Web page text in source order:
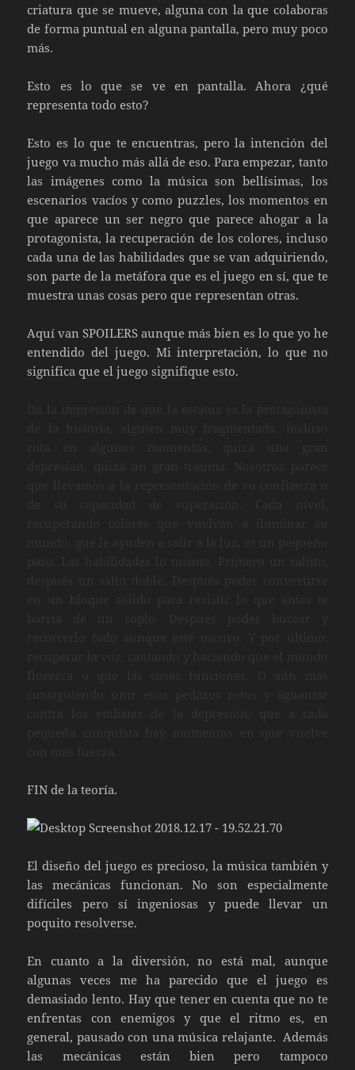
criatura que se mueve, alguna con la que colaboras
de forma puntual en alguna pantalla, pero muy poco
más.
Esto es lo que se ve en pantalla. Ahora ¿qué
representa todo esto?
Esto es lo que te encuentras, pero la intención del
juego va mucho más allá de eso. Para empezar, tanto
las imágenes como la música son bellísimas, los
escenarios vacíos y como puzzles, los momentos en
que aparece un ser negro que parece ahogar a la
protagonista, la recuperación de los colores, incluso
cada una de las habilidades que se van adquiriendo,
son parte de la metáfora que es el juego en sí, que te
muestra unas cosas pero que representan otras.
Aquí van SPOILERS aunque más bien es lo que yo he
entendido del juego. Mi interpretación, lo que no
significa que el juego signifique esto.
FIN de la teoría.
El diseño del juego es precioso, la música también y
las mecánicas funcionan. No son especialmente
difíciles pero sí ingeniosas y puede llevar un
poquito resolverse.
En cuanto a la diversión, no está mal, aunque
algunas veces me ha parecido que el juego es
demasiado lento. Hay que tener en cuenta que no te
enfrentas con enemigos y que el ritmo es, en
general, pausado con una música relajante. Además
las mecánicas están bien pero tampoco